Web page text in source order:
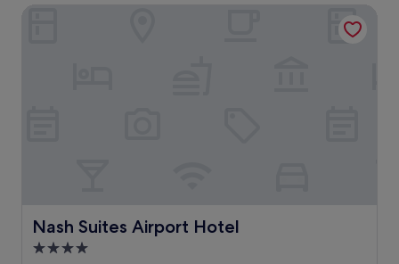
de
236 €
Nash Suites Airport Hotel
Nash Suites Airport Hotel
Hébergement